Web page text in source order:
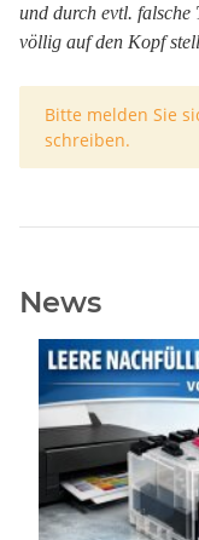
und durch evtl. falsche
völlig auf den Kopf
x
Bitte melden Sie
schreiben.
News